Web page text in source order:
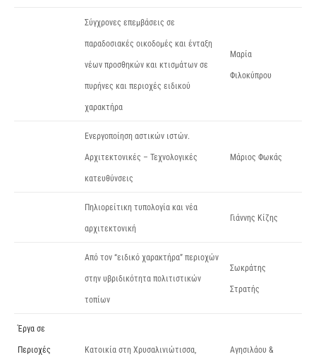
Σύγχρονες επεμβάσεις σε
παραδοσιακές οικοδομές και ένταξη
νέων προσθηκών και κτισμάτων σε
πυρήνες και περιοχές ειδικού
χαρακτήρα
Μαρία
Φιλοκύπρου
Ενεργοποίηση αστικών ιστών.
Αρχιτεκτονικές – Τεχνολογικές
κατευθύνσεις
Μάριος Φωκάς
Πηλιορείτικη τυπολογία και νέα
αρχιτεκτονική
Γιάννης Κίζης
Από τον “ειδικό χαρακτήρα” περιοχών
στην υβριδικότητα πολιτιστικών
τοπίων
Σωκράτης
Στρατής
Έργα σε
Περιοχές Κατοικία στη Χρυσαλινιώτισσα, Αγησιλάου &